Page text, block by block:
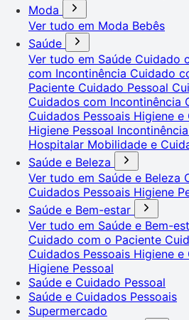
Moda
Ver tudo em Moda Bebês
Saúde
Ver tudo em Saúde Cuidado
com Incontinência Cuidado
Paciente Cuidado Pessoal
Cuidados com Incontinência
Cuidados Pessoais Higiene e
Higiene Pessoal
Hospitalar Mobilidade e
Saúde e Beleza
Ver tudo em Saúde e Beleza
Cuidados Pessoais Higiene
Saúde e Bem-estar
Ver tudo em Saúde e Bem-
Cuidado com o Paciente
Cuidados Pessoais Higiene e
Higiene Pessoal
Saúde e Cuidado Pessoal
Saúde e Cuidados Pessoais
Supermercado